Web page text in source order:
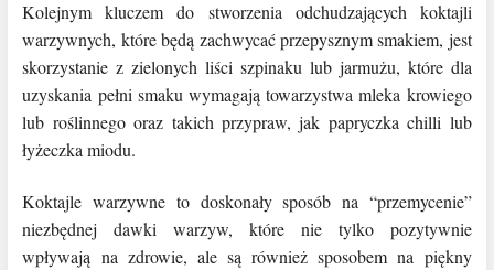
Kolejnym kluczem do stworzenia odchudzających koktajli
warzywnych, które będą zachwycać przepysznym smakiem, jest
skorzystanie z zielonych liści szpinaku lub jarmużu, które dla
uzyskania pełni smaku wymagają towarzystwa mleka krowiego
lub roślinnego oraz takich przypraw, jak papryczka chilli lub
łyżeczka miodu.
Koktajle warzywne to doskonały sposób na “przemycenie”
niezbędnej dawki warzyw, które nie tylko pozytywnie
wpływają na zdrowie, ale są również sposobem na piękny